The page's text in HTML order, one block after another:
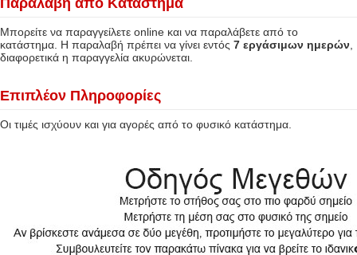
Μπορείτε να παραγγείλετε online και να παραλάβετε από το
κατάστημα. Η παραλαβή πρέπει να γίνει εντός 7 εργάσιμων ημερών
διαφορετικά η παραγγελία ακυρώνεται.
Επιπλέον Πληροφορίες
Οι τιμές ισχύουν και για αγορές από το φυσικό κατάστημα.